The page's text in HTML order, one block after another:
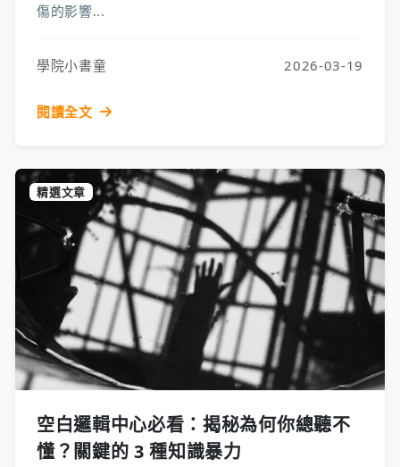
傷的影響...
學院小書童 2026-03-19
閱讀全文
精選文章
空白邏輯中心必看：揭秘為何你總聽不
懂？關鍵的 3 種知識暴力